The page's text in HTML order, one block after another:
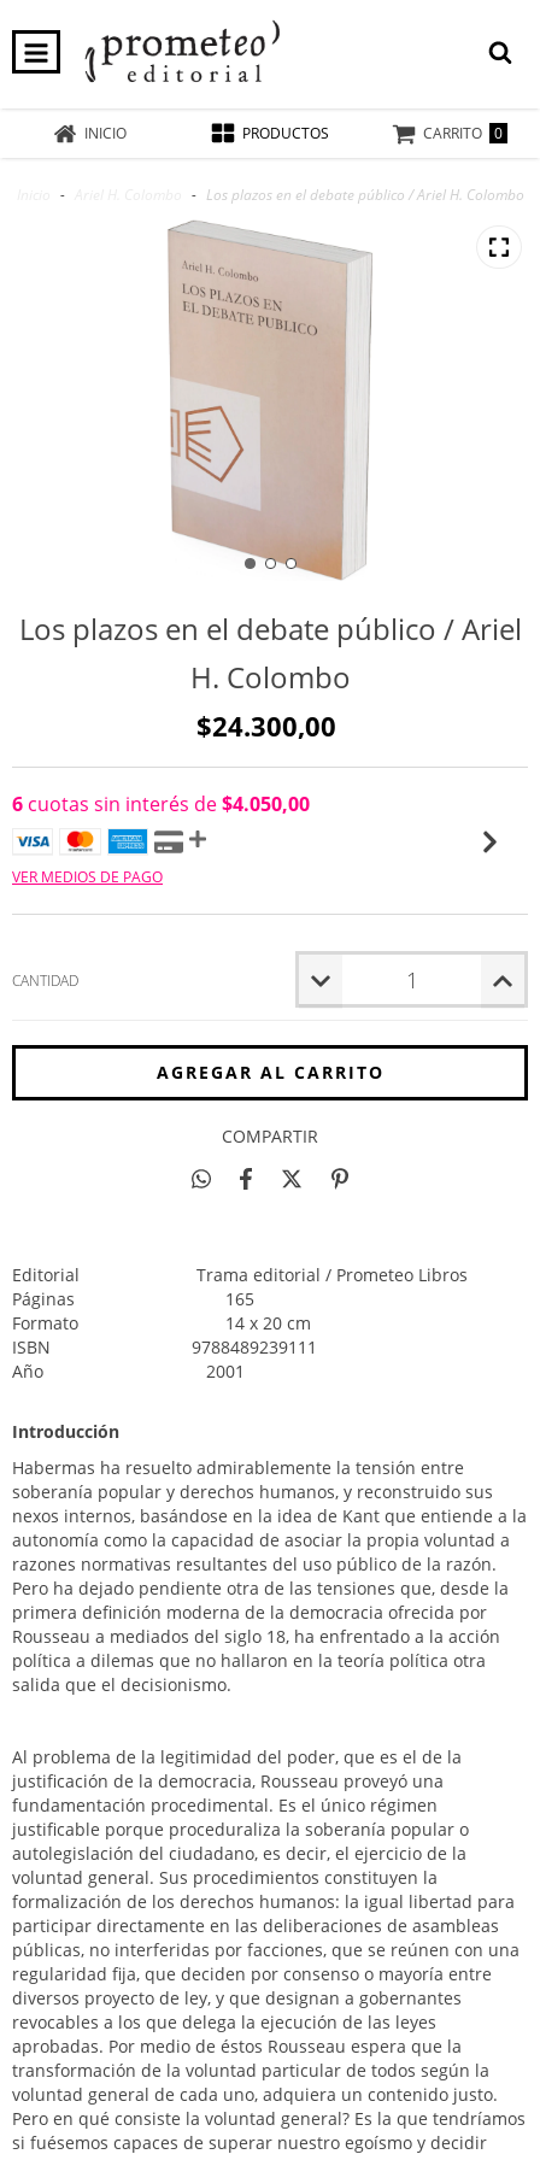
INICIO PRODUCTOS CARRITO 0
- - Los plazos en el debate público / Ariel H. Colombo
Los plazos en el debate público / Ariel
H. Colombo
$24.300,00
6 cuotas sin interés de$4.050,00
VER MEDIOS DE PAGO
CANTIDAD
COMPARTIR
Editorial
Trama editorial / Prometeo Libros
Páginas
165
Formato
14 x 20 cm
ISBN
9788489239111
Año
2001
Introducción
Habermas ha resuelto admirablemente la tensión entre
soberanía popular y derechos humanos, y reconstruido sus
nexos internos, basándose en la idea de Kant que entiende a la
autonomía como la capacidad de asociar la propia voluntad a
razones normativas resultantes del uso público de la razón.
Pero ha dejado pendiente otra de las tensiones que, desde la
primera definición moderna de la democracia ofrecida por
Rousseau a mediados del siglo 18, ha enfrentado a la acción
política a dilemas que no hallaron en la teoría política otra
salida que el decisionismo.
Al problema de la legitimidad del poder, que es el de la
justificación de la democracia, Rousseau proveyó una
fundamentación procedimental. Es el único régimen
justificable porque proceduraliza la soberanía popular o
autolegislación del ciudadano, es decir, el ejercicio de la
voluntad general. Sus procedimientos constituyen la
formalización de los derechos humanos: la igual libertad para
participar directamente en las deliberaciones de asambleas
públicas, no interferidas por facciones, que se reúnen con una
regularidad fija, que deciden por consenso o mayoría entre
diversos proyecto de ley, y que designan a gobernantes
revocables a los que delega la ejecución de las leyes
aprobadas. Por medio de éstos Rousseau espera que la
transformación de la voluntad particular de todos según la
voluntad general de cada uno, adquiera un contenido justo.
Pero en qué consiste la voluntad general? Es la que tendríamos
si fuésemos capaces de superar nuestro egoísmo y decidir